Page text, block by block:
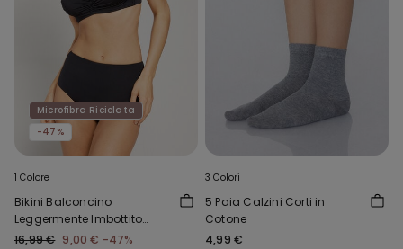
Microfibra Riciclata
-47%
1 Colore
Bikini Balconcino
Leggermente Imbottito
Arriccio Riciclato
16,99 € 9,00 € -47%
3 Colori
5 Paia Calzini Corti in
Cotone
4,99 €